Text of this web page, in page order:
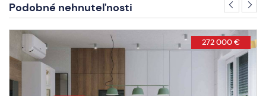
Podobné nehnuteľnosti
215 000 €